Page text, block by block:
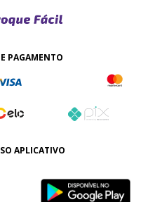
PAGAMENTO
APLICATIVO